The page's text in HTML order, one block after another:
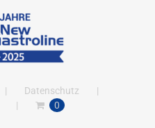
Datenschutz
0